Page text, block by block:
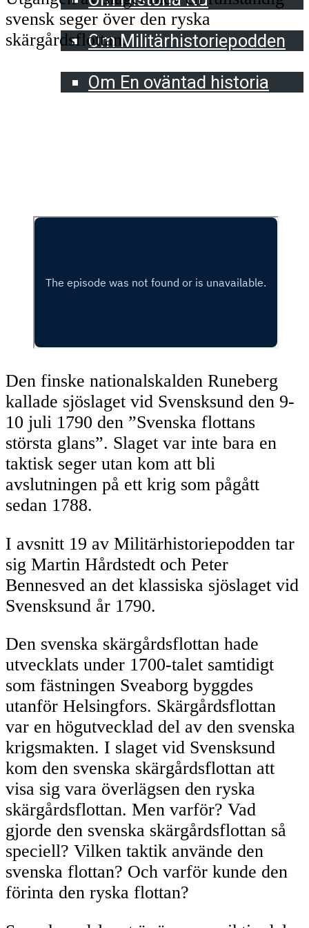
Militärhistoriepodden
Om Militärhistoriepodden
Om En oväntad historia
svensk seger över den ryska
skärgårdsflottan.
Den finske nationalskalden Runeberg
kallade sjöslaget vid Svensksund den 9-
10 juli 1790 den ”Svenska flottans
största glans”. Slaget var inte bara en
taktisk seger utan kom att bli
avslutningen på ett krig som pågått
sedan 1788.
I avsnitt 19 av Militärhistoriepodden tar
sig Martin Hårdstedt och Peter
Bennesved an det klassiska sjöslaget vid
Svensksund år 1790.
Den svenska skärgårdsflottan hade
utvecklats under 1700-talet samtidigt
som fästningen Sveaborg byggdes
utanför Helsingfors. Skärgårdsflottan
var en högutvecklad del av den svenska
krigsmakten. I slaget vid Svensksund
kom den svenska skärgårdsflottan att
visa sig vara överlägsen den ryska
skärgårdsflottan. Men varför? Vad
gjorde den svenska skärgårdsflottan så
speciell? Vilken taktik använde den
svenska flottan? Och varför kunde den
förinta den ryska flottan?